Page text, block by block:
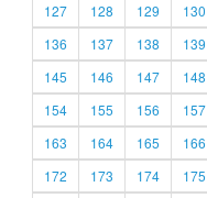
127
128 129 130
136
137 138 139
145
146 147 148
154
155 156 157
163
164 165 166
172
173 174 175